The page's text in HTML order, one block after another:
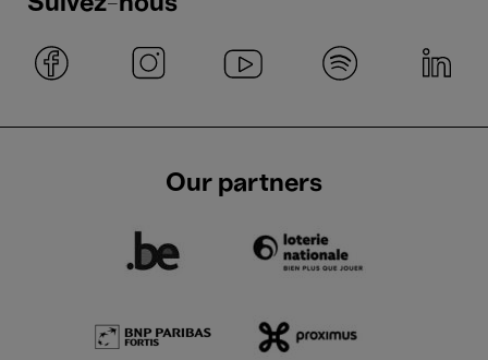
Our partners